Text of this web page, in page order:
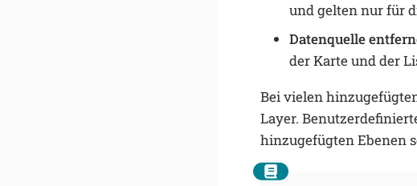
und gelten nur für
Datenquelle
der Karte und der
Bei vielen
Layer.
hinzugefügten Ebenen